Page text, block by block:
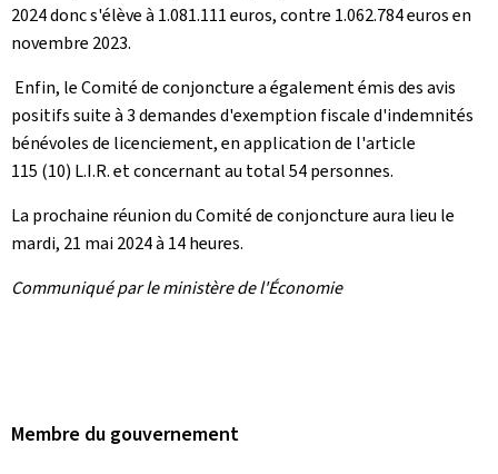
2024 donc s'élève à 1.081.111 euros, contre 1.062.784 euros en
novembre 2023.
Enfin, le Comité de conjoncture a également émis desavis
positifs suite à 3 demandes d'exemption fiscale d'indemnités
bénévoles de licenciement, en application de l'article
115 (10) L.I.R. et concernant au total 54 personnes.
La prochaine réunion du Comité de conjoncture aura lieu le
mardi, 21 mai 2024 à 14 heures.
Communiqué par le ministère de l'Économie
Membre du gouvernement